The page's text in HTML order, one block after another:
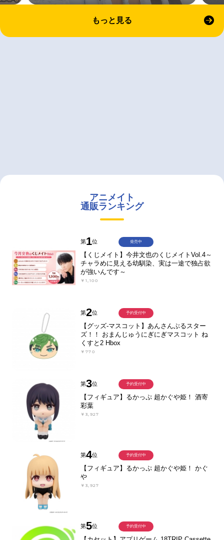
もっと見る
アニメイト
通販ランキング
第1位
【くじメイト】今井文也のくじメイトVol.4～
チャラめに見える幼馴染、実は一途で独占欲
が強いんです～
￥1,100
発売中
第2位
【グッズ-マスコット】あんさんぶるスター
ズ！！ おまんじゅうにぎにぎマスコット ね
くすと2 Hbox
￥770
予約受付中
第3位
【フィギュア】るかっぷ 超かぐや姫！ 酒寄
彩葉
￥3,927
予約受付中
第4位
【フィギュア】るかっぷ 超かぐや姫！ かぐ
や
￥3,927
予約受付中
第5位 予約受付中